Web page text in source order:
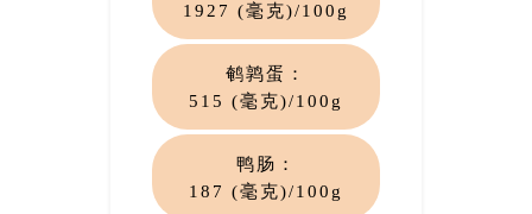
1927 (毫克)/100g
鹌鹑蛋：
515 (毫克)/100g
鸭肠：
187 (毫克)/100g